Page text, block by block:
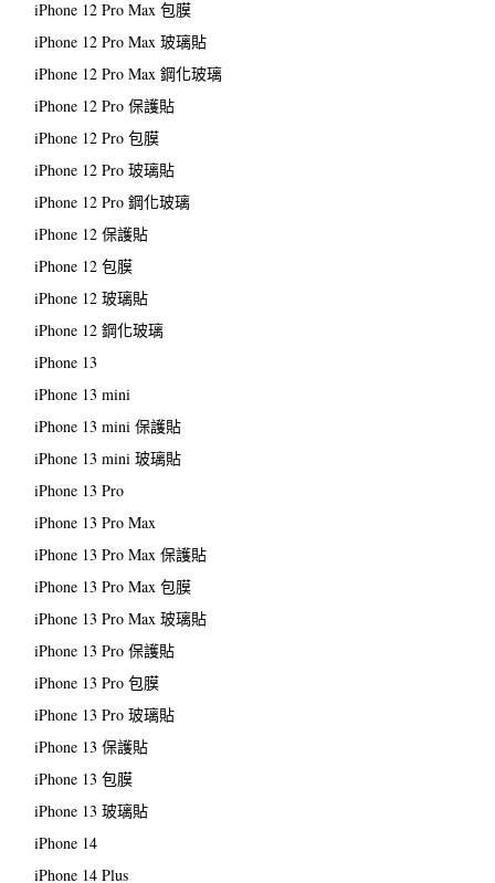
iPhone 12 Pro Max 包膜
iPhone 12 Pro Max 玻璃貼
iPhone 12 Pro Max 鋼化玻璃
iPhone 12 Pro 保護貼
iPhone 12 Pro 包膜
iPhone 12 Pro 玻璃貼
iPhone 12 Pro 鋼化玻璃
iPhone 12 保護貼
iPhone 12 包膜
iPhone 12 玻璃貼
iPhone 12 鋼化玻璃
iPhone 13
iPhone 13 mini
iPhone 13 mini 保護貼
iPhone 13 mini 玻璃貼
iPhone 13 Pro
iPhone 13 Pro Max
iPhone 13 Pro Max 保護貼
iPhone 13 Pro Max 包膜
iPhone 13 Pro Max 玻璃貼
iPhone 13 Pro 保護貼
iPhone 13 Pro 包膜
iPhone 13 Pro 玻璃貼
iPhone 13 保護貼
iPhone 13 包膜
iPhone 13 玻璃貼
iPhone 14
iPhone 14 Plus